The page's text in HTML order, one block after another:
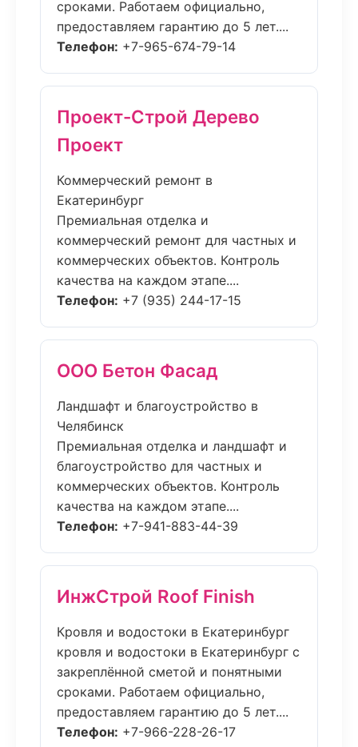
сроками. Работаем официально,
предоставляем гарантию до 5 лет....
Телефон: +7-965-674-79-14
Проект-Строй Дерево
Проект
Коммерческий ремонт в
Екатеринбург
Премиальная отделка и
коммерческий ремонт для частных и
коммерческих объектов. Контроль
качества на каждом этапе....
Телефон: +7 (935) 244-17-15
ООО Бетон Фасад
Ландшафт и благоустройство в
Челябинск
Премиальная отделка и ландшафт и
благоустройство для частных и
коммерческих объектов. Контроль
качества на каждом этапе....
Телефон: +7-941-883-44-39
ИнжСтрой Roof Finish
Кровля и водостоки в Екатеринбург
кровля и водостоки в Екатеринбург с
закреплённой сметой и понятными
сроками. Работаем официально,
предоставляем гарантию до 5 лет....
Телефон: +7-966-228-26-17